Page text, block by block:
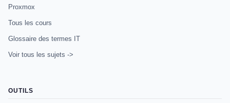
Proxmox
Tous les cours
Glossaire des termes IT
Voir tous les sujets ->
OUTILS